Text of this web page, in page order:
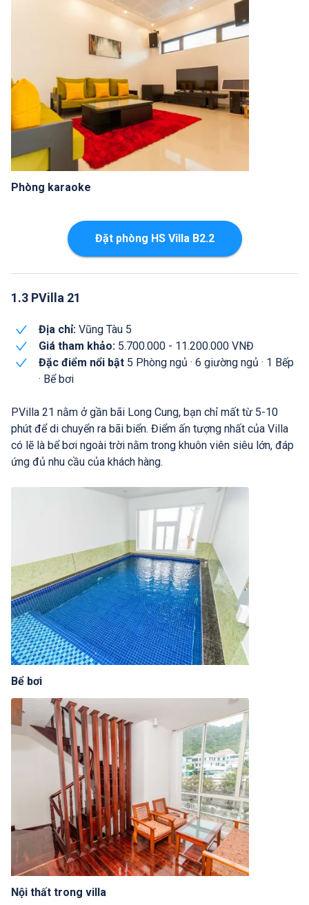
Phòng karaoke
Đặt phòng HS Villa B2.2
1.3 PVilla 21
Địa chỉ: Vũng Tàu 5
Giá tham khảo: 5.700.000 - 11.200.000 VNĐ
Đặc điểm nổi bật 5 Phòng ngủ · 6 giường ngủ · 1 Bếp
· Bể bơi
PVilla 21 nằm ở gần bãi Long Cung, bạn chỉ mất từ 5-10
phút để di chuyển ra bãi biển. Điểm ấn tượng nhất của Villa
có lẽ là bể bơi ngoài trời nằm trong khuôn viên siêu lớn, đáp
ứng đủ nhu cầu của khách hàng.
Bể bơi
Nội thất trong villa